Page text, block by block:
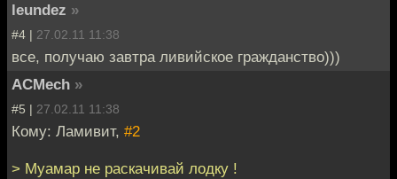
leundez »
#4 | 27.02.11 11:38
все, получаю завтра ливийское гражданство)))
ACMech »
#5 | 27.02.11 11:38
Кому: Ламивит, #2
> Муамар не раскачивай лодку !